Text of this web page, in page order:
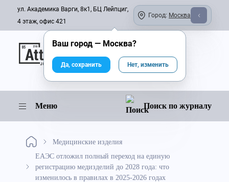
ул. Академика Варги, 8к1, БЦ Лейпциг,
4 этаж, офис 421
Город: Москва
Онлайн-журнал
Меню Поиск по журналу
Медицинские изделия
ЕАЭС отложил полный переход на единую
регистрацию медизделий до 2028 года: что
изменилось в правилах в 2025-2026 годах
Ваш город — Москва?
Да, сохранить Нет, изменить